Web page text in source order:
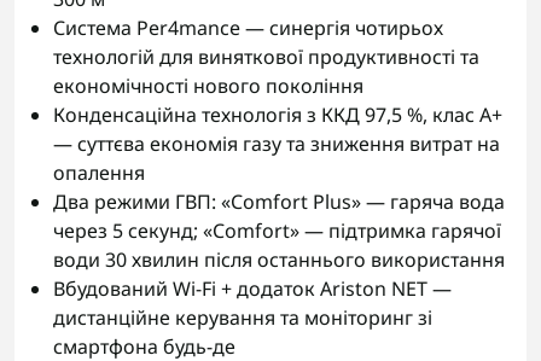
Система Per4mance — синергія чотирьох
технологій для виняткової продуктивності та
економічності нового покоління
Конденсаційна технологія з ККД 97,5 %, клас A+
— суттєва економія газу та зниження витрат на
опалення
Два режими ГВП: «Comfort Plus» — гаряча вода
через 5 секунд; «Comfort» — підтримка гарячої
води 30 хвилин після останнього використання
Вбудований Wi-Fi + додаток Ariston NET —
дистанційне керування та моніторинг зі
смартфона будь-де